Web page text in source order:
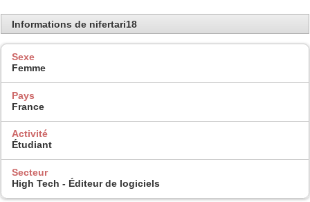
Informations de nifertari18
Sexe
Femme
Pays
France
Activité
Étudiant
Secteur
High Tech - Éditeur de logiciels